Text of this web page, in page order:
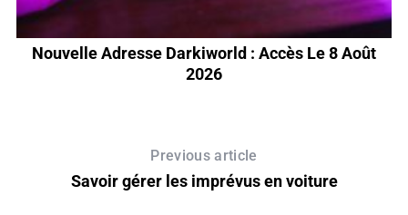
Nouvelle Adresse Darkiworld : Accès Le 8 Août
2026
Previous article
Savoir gérer les imprévus en voiture